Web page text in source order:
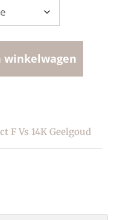
winkelwagen
F Vs 14K Geelgoud